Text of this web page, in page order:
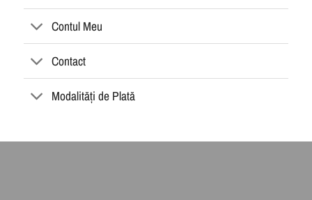
Contul Meu
Contact
Modalități de Plată